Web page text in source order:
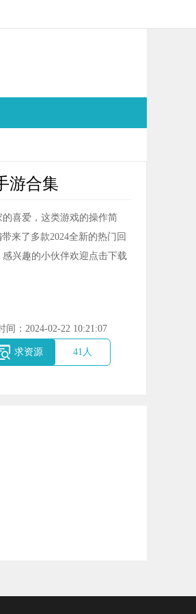
游合集
喜爱，这类游戏的操作简
来了多款2024全新的热门回
兴趣的小伙伴欢迎点击下载
间：2024-02-22 10:21:07
求资源 41 人